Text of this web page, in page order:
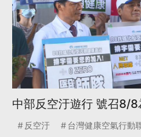
中部反空汙遊行 號召8/8
反空汙 台灣健康空氣行動